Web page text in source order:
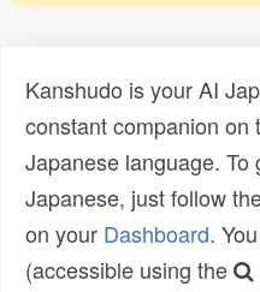
Kanshudo is your AI
constant companion on
Japanese language.
Japanese, just follow
on your Dashboard.
(accessible using the